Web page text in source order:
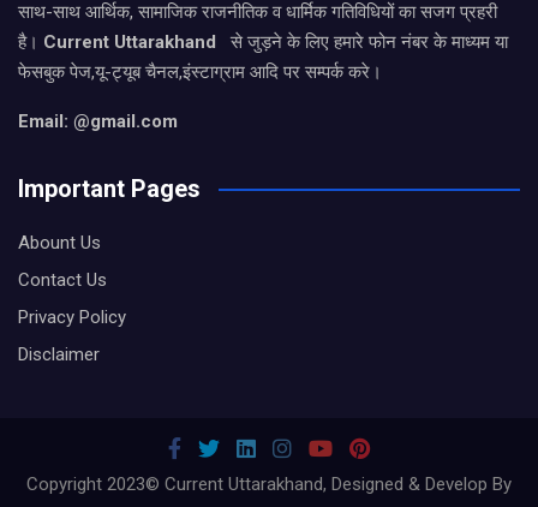
साथ-साथ आर्थिक, सामाजिक राजनीतिक व धार्मिक गतिविधियों का सजग प्रहरी
है। Current Uttarakhand
से जुड़ने के लिए हमारे फोन नंबर के माध्यम या
फेसबुक पेज,यू-ट्यूब चैनल,इंस्टाग्राम आदि पर सम्पर्क करे।
Email: @gmail.com
Important Pages
Abount Us
Contact Us
Privacy Policy
Disclaimer
Copyright 2023© Current Uttarakhand, Designed & Develop By